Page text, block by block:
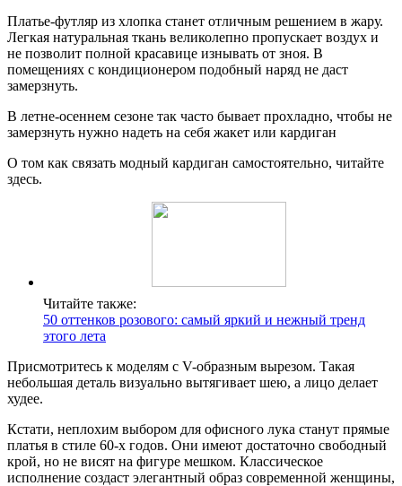
Платье-футляр из хлопка станет отличным решением в жару.
Легкая натуральная ткань великолепно пропускает воздух и
не позволит полной красавице изнывать от зноя. В
помещениях с кондиционером подобный наряд не даст
замерзнуть.
В летне-осеннем сезоне так часто бывает прохладно, чтобы не
замерзнуть нужно надеть на себя жакет или кардиган
О том как связать модный кардиган самостоятельно, читайте
здесь.
Читайте также:
50 оттенков розового: самый яркий и нежный тренд
этого лета
Присмотритесь к моделям с V-образным вырезом. Такая
небольшая деталь визуально вытягивает шею, а лицо делает
худее.
Кстати, неплохим выбором для офисного лука станут прямые
платья в стиле 60-х годов. Они имеют достаточно свободный
крой, но не висят на фигуре мешком. Классическое
исполнение создаст элегантный образ современной женщины,